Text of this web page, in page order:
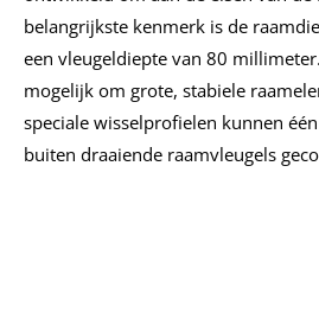
belangrijkste kenmerk is de
een vleugeldiepte van 80
mogelijk om grote, stabiele
speciale wisselprofielen kunnen
buiten draaiende raamvleugels